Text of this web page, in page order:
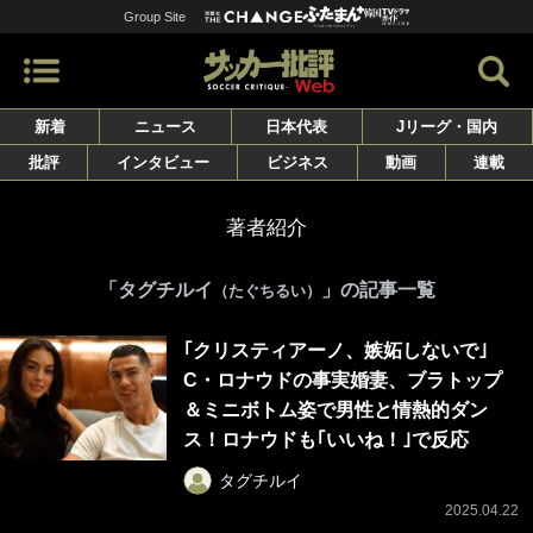
Group Site
新着 ニュース 日本代表
Jリーグ・国内
批評
インタビュー ビジネス 動画 連載
著者紹介
「タグチルイ （たぐちるい） 」の記事一覧
｢クリスティアーノ、嫉妬しないで｣
C・ロナウドの事実婚妻、ブラトップ
＆ミニボトム姿で男性と情熱的ダン
ス！ロナウドも｢いいね！｣で反応
タグチルイ
2025.04.22